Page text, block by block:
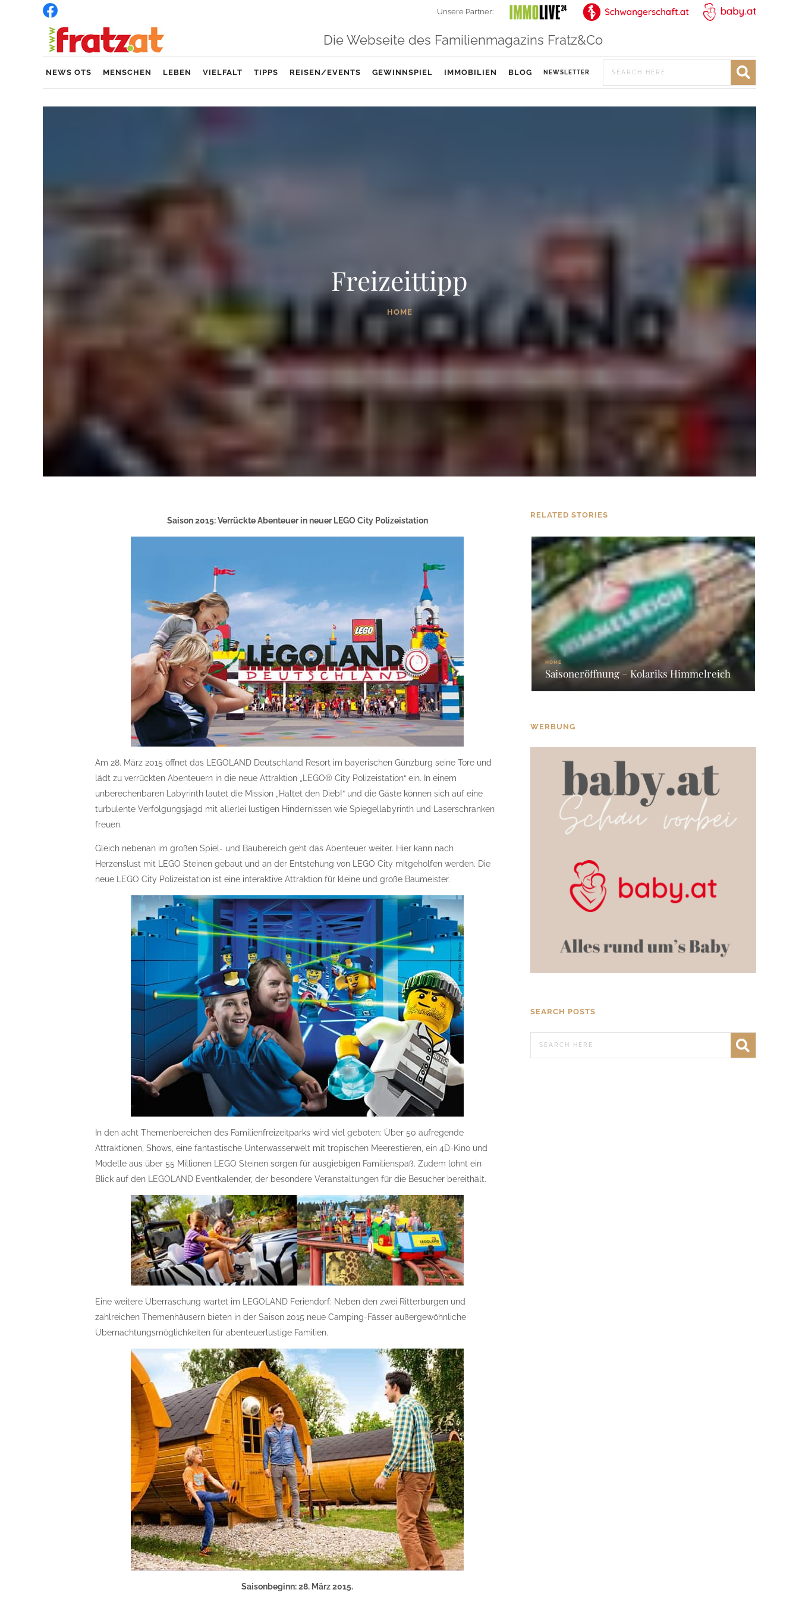
Unsere Partner:
Die Webseite des Familienmagazins Fratz&Co
NEWS OTS MENSCHEN LEBEN VIELFALT TIPPS REISEN/EVENTS GEWINNSPIEL IMMOBILIEN BLOG NEWSLETTER
Freizeittipp
HOME
Saison 2015: Verrückte Abenteuer in neuer LEGO City Polizeistation
Am 28. März 2015 öffnet das LEGOLAND Deutschland Resort im bayerischen Günzburg seine Tore und
lädt zu verrückten Abenteuern in die neue Attraktion „LEGO® City Polizeistation“ ein. In einem
unberechenbaren Labyrinth lautet die Mission „Haltet den Dieb!“ und die Gäste können sich auf eine
turbulente Verfolgungsjagd mit allerlei lustigen Hindernissen wie Spiegellabyrinth und Laserschranken
freuen.
Gleich nebenan im großen Spiel- und Baubereich geht das Abenteuer weiter. Hier kann nach
Herzenslust mit LEGO Steinen gebaut und an der Entstehung von LEGO City mitgeholfen werden. Die
neue LEGO City Polizeistation ist eine interaktive Attraktion für kleine und große Baumeister.
In den acht Themenbereichen des Familienfreizeitparks wird viel geboten: Über 50 aufregende
Attraktionen, Shows, eine fantastische Unterwasserwelt mit tropischen Meerestieren, ein 4D-Kino und
Modelle aus über 55 Millionen LEGO Steinen sorgen für ausgiebigen Familienspaß. Zudem lohnt ein
Blick auf den LEGOLAND Eventkalender, der besondere Veranstaltungen für die Besucher bereithält.
Eine weitere Überraschung wartet im LEGOLAND Feriendorf: Neben den zwei Ritterburgen und
zahlreichen Themenhäusern bieten in der Saison 2015 neue Camping-Fässer außergewöhnliche
Übernachtungsmöglichkeiten für abenteuerlustige Familien.
Saisonbeginn: 28. März 2015.
RELATED STORIES
HOME
Saisoneröffnung – Kolariks Himmelreich
WERBUNG
SEARCH POSTS